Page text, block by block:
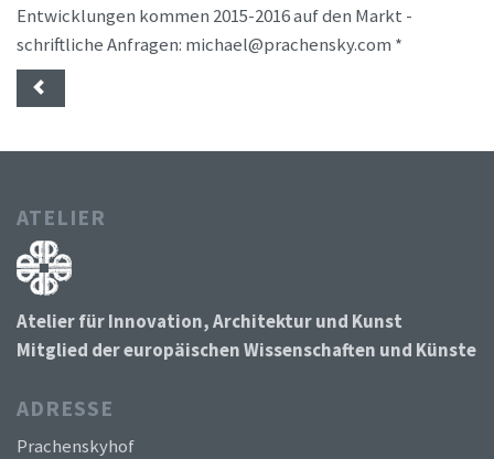
Entwicklungen kommen 2015-2016 auf den Markt -
schriftliche Anfragen: michael@prachensky.com *
ATELIER
Atelier für Innovation, Architektur und Kunst
Mitglied der europäischen Wissenschaften und Künste
ADRESSE
Prachenskyhof